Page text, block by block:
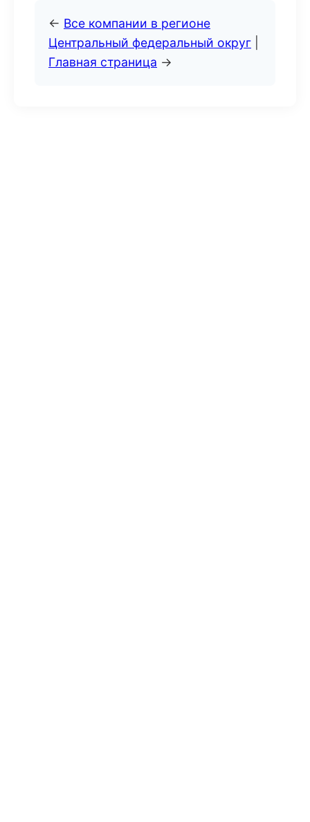
← Все компании в регионе
Центральный федеральный округ
Главная страница →